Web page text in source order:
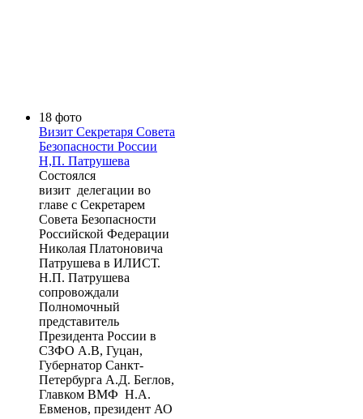
18 фото
Визит Секретаря Совета
Безопасности России
Н,П. Патрушева
Состоялся
визит делегации во
главе с Секретарем
Совета Безопасности
Российской Федерации
Николая Платоновича
Патрушева в ИЛИСТ.
Н.П. Патрушева
сопровождали
Полномочный
представитель
Президента России в
СЗФО А.В, Гуцан,
Губернатор Санкт-
Петербурга А.Д. Беглов,
Главком ВМФ Н.А.
Евменов, президент АО